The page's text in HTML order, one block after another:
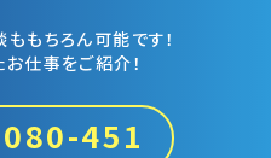
もちろん可能です！
仕事をご紹介！
451